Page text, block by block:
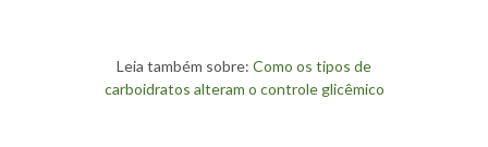
Leia também sobre: Como os tipos de
carboidratos alteram o controle glicêmico